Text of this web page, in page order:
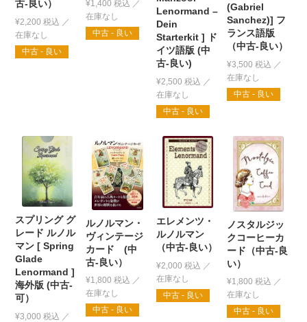
古-良い）
¥2,200 税込
中古 - 良い
¥1,400 税込
中古 - 良い
Lenormand –
Dein
Starterkit ] ド
イツ語版 (中
古-良い)
¥2,500 税込
中古 - 良い
(Gabriel
Sanchez)] フ
ランス語版
（中古-良い）
¥3,500 税込
中古 - 良い
スプリング グ
レード ルノル
マン [ Spring
Glade
Lenormand ]
海外版 (中古-
可）
¥3,000 税込
ルノルマン・
ヴィンテージ
カード (中
古-良い）
¥1,800 税込
中古 - 良い
エレメンツ・
ルノルマン
（中古-良い）
¥2,000 税込
中古 - 良い
ノスタルジッ
クコーヒーカ
ード（中古-良
い）
¥1,800 税込
中古 - 良い